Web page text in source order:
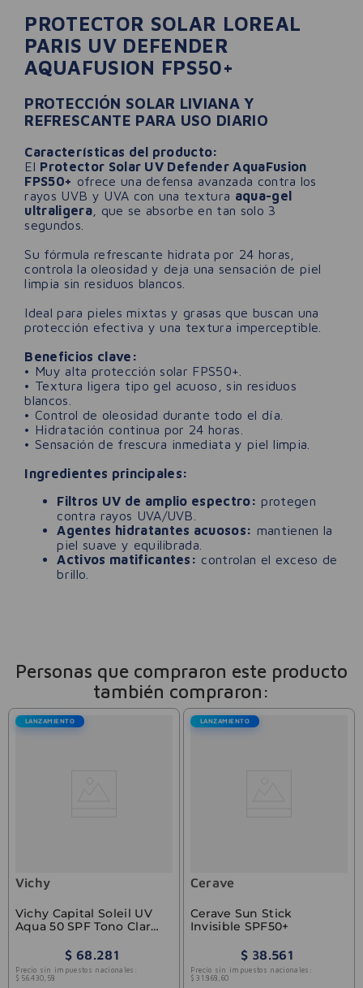
PROTECTOR SOLAR LOREAL
PARIS UV DEFENDER
AQUAFUSION FPS50+
PROTECCIÓN SOLAR LIVIANA Y
REFRESCANTE PARA USO DIARIO
Características del producto:
El Protector Solar UV Defender AquaFusion
FPS50+ ofrece una defensa avanzada contra los
rayos UVB y UVA con una textura aqua-gel
ultraligera, que se absorbe en tan solo 3
segundos.
Su fórmula refrescante hidrata por 24 horas,
controla la oleosidad y deja una sensación de piel
limpia sin residuos blancos.
Ideal para pieles mixtas y grasas que buscan una
protección efectiva y una textura imperceptible.
Beneficios clave:
• Muy alta protección solar FPS50+.
• Textura ligera tipo gel acuoso, sin residuos
blancos.
• Control de oleosidad durante todo el día.
• Hidratación continua por 24 horas.
• Sensación de frescura inmediata y piel limpia.
Ingredientes principales:
Filtros UV de amplio espectro: protegen
contra rayos UVA/UVB.
Agentes hidratantes acuosos: mantienen la
piel suave y equilibrada.
Activos matificantes: controlan el exceso de
brillo.
Personas que compraron este producto
también compraron:
LANZAMIENTO
Vichy
Vichy Capital Soleil UV
Aqua 50 SPF Tono Claro
$ 68.281
Precio sin impuestos nacionales:
$ 56.430, 58
LANZAMIENTO
Cerave
Cerave Sun Stick
Invisible SPF50+
$ 38.561
Precio sin impuestos nacionales:
$ 31 .868 , 60